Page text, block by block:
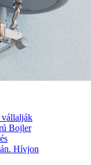
vállalják
Bojler
Hívjon